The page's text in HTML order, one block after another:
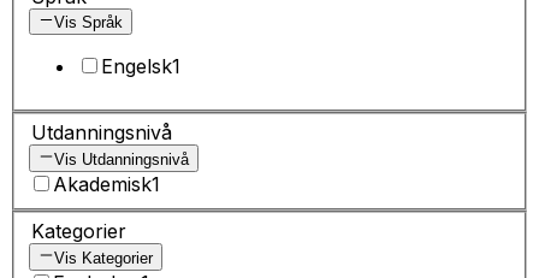
Vis Språk
Engelsk1
Utdanningsnivå
Vis Utdanningsnivå
Akademisk1
Kategorier
Vis Kategorier